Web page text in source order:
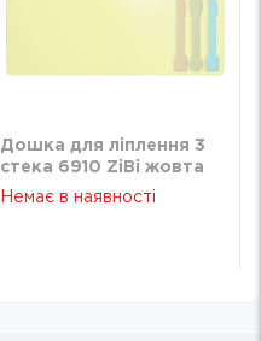
Дошка для ліплення 3
стека 6910 ZiBi жовта
Немає в наявності